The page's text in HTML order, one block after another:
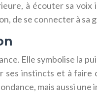
à écouter sa
de se connecter à sa
Elle symbolise la
ses instincts et à
mais aussi